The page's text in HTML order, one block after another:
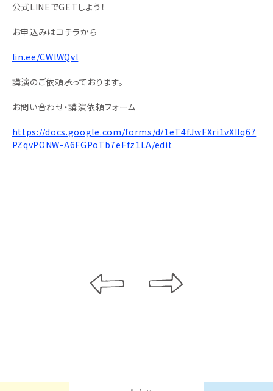
公式LINEでGETしよう！
お申込みはコチラから
lin.ee/CWlWQvl
講演のご依頼承っております。
お問い合わせ・講演依頼フォーム
https://docs.google.com/forms/d/1eT4fJwFXri1vXIIq67
PZqvPONW-A6FGPoTb7eFfz1LA/edit